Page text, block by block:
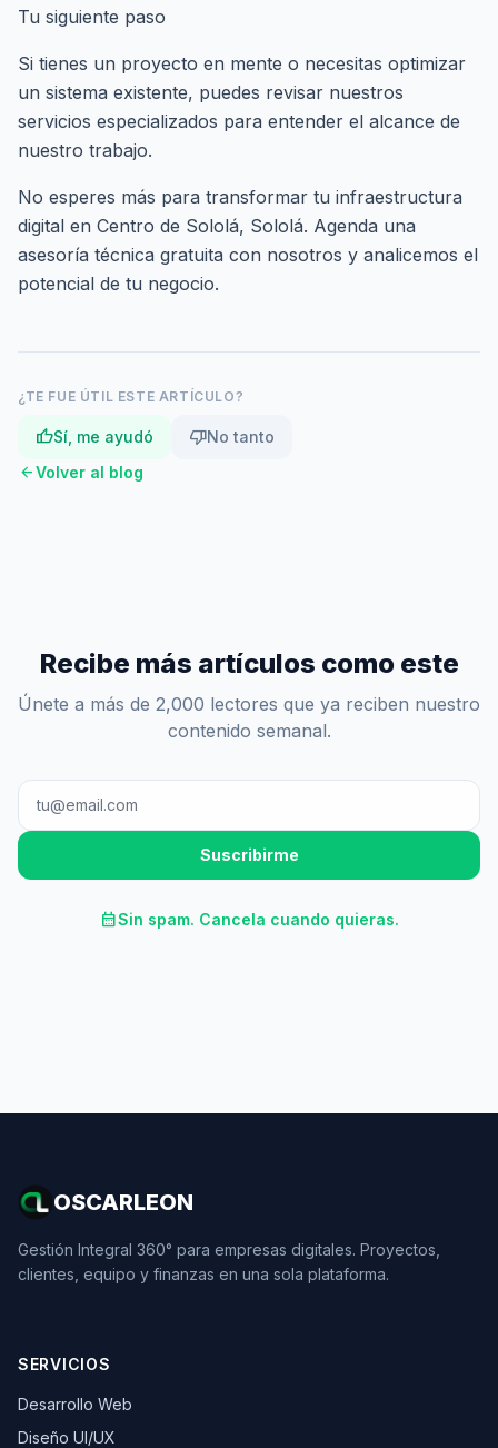
Tu siguiente paso
Si tienes un proyecto en mente o necesitas optimizar
un sistema existente, puedes revisar nuestros
servicios especializados para entender el alcance de
nuestro trabajo.
No esperes más para transformar tu infraestructura
digital en Centro de Sololá, Sololá. Agenda una
asesoría técnica gratuita con nosotros y analicemos el
potencial de tu negocio.
¿TE FUE ÚTIL ESTE ARTÍCULO?
thumb_upSí, me ayudó thumb_downNo tanto
arrow_backVolver al blog
Recibe más artículos como este
Únete a más de 2,000 lectores que ya reciben nuestro
contenido semanal.
Suscribirme
calendar_monthSin spam. Cancela cuando quieras.
OSCARLEON
Gestión Integral 360° para empresas digitales. Proyectos,
clientes, equipo y finanzas en una sola plataforma.
SERVICIOS
Desarrollo Web
Diseño UI/UX